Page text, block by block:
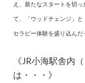
え、新たなスタートを切
て、「ウッドチェンジ」
セラピー体験を盛り込んだ
《JR小海駅舎内
は・・・》